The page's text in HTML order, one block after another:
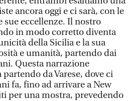
ancora oggi e ci sarà, con le
eccellenze. Il nostro
in modo corretto diventa
della Sicilia e la sua
e umanità, partendo dai
Questa narrazione
da Varese, dove ci
fa, fino ad arrivare a New
per una mostra, prevedendo